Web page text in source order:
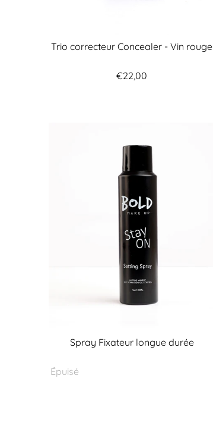
Trio correcteur Concealer - Vin rouge
€22,00
Spray Fixateur longue durée
Épuisé